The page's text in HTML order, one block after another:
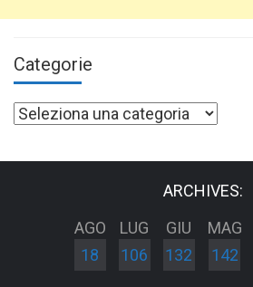
Categorie
Categorie
ARCHIVES:
AGO
18
LUG
106
GIU
132
MAG
142